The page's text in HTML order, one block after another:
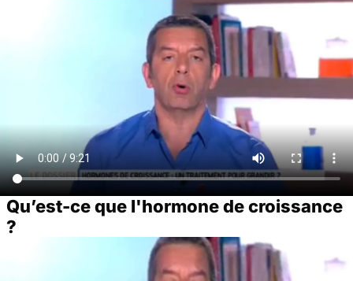
Qu’est-ce que l'hormone de croissance
?